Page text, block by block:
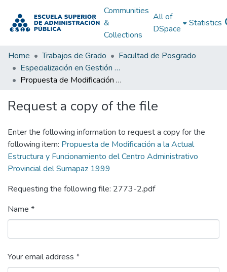
Communities
&
Collections
All of
DSpace
Statistics
Home Trabajos de Grado
Facultad de Posgrado
Especialización en Gestión Pública
Propuesta de Modificación a la Actual Estructura y Funcionamiento del Centro Administrativo Provincial del Sumapaz 1999
Request a copy of the file
Enter the following information to request a copy for the
following item: Propuesta de Modificación a la Actual
Estructura y Funcionamiento del Centro Administrativo
Provincial del Sumapaz 1999
Requesting the following file: 2773-2.pdf
Name *
Your email address *